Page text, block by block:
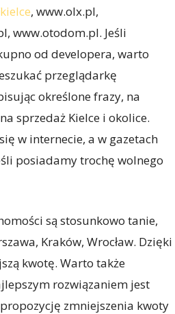
, www.olx.pl,
www.otodom.pl. Jeśli
od developera, warto
przeglądarkę
określone frazy, na
sprzedaż Kielce i okolice.
w internecie, a w gazetach
posiadamy trochę wolnego
są stosunkowo tanie,
Kraków, Wrocław. Dzięki
kwotę. Warto także
rozwiązaniem jest
zmniejszenia kwoty